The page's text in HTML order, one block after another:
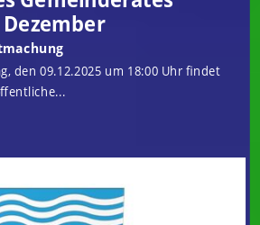
den 09.12.2025 um 18:00 Uhr findet